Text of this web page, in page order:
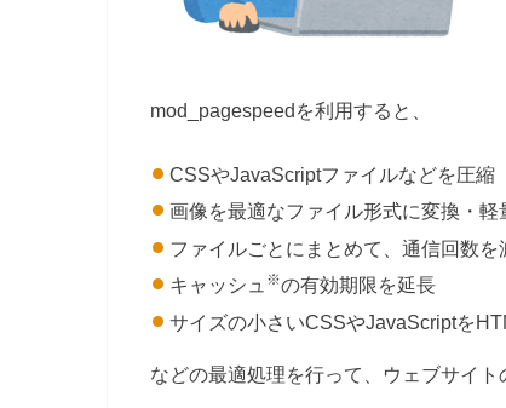
mod_pagespeedを利用すると、
CSSやJavaScriptファイルなどを圧縮
画像を最適なファイル形式に変換・軽
ファイルごとにまとめて、通信回数を
キャッシュ ※の有効期限を延長
サイズの小さいCSSやJavaScriptを
などの最適処理を行って、ウェブサイト